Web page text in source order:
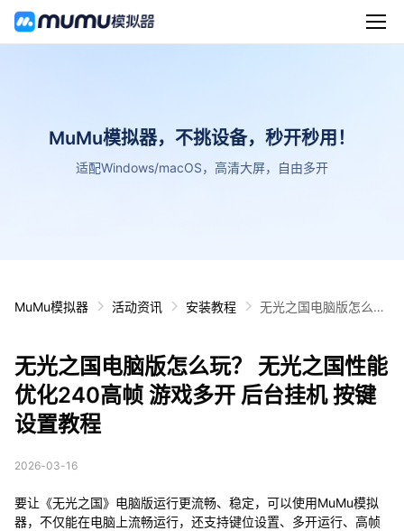
MuMu模拟器，不挑设备，秒开秒用！
适配Windows/macOS，高清大屏，自由多开
MuMu模拟器 活动资讯 安装教程
无光之国电脑版怎么
台挂机 按键设置教程
无光之国电脑版怎么玩？ 无光之国性能
优化240高帧 游戏多开 后台挂机 按键
设置教程
2026-03-16
要让《无光之国》电脑版运行更流畅、稳定，可以使用MuMu模拟
器，不仅能在电脑上流畅运行，还支持键位设置、多开运行、高帧